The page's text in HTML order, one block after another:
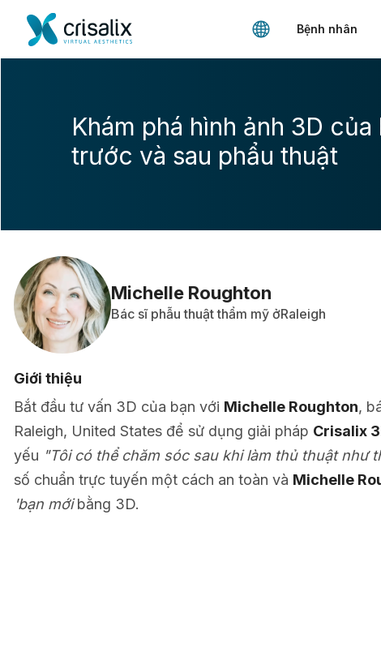
Bệnh nhân
Khám phá hình ảnh 3D của
trước và sau phẩu thuật
Michelle Roughton
Bác sĩ phẫu thuật thẩm mỹ ởRaleigh
Giới thiệu
Bắt đầu tư vấn 3D của bạn với Michelle Roughton,
Raleigh, United States để sử dụng giải pháp Crisalix
yếu "Tôi có thể chăm sóc sau khi làm thủ thuật như
số chuẩn trực tuyến một cách an toàn và Michelle
'bạn mớibằng 3D.